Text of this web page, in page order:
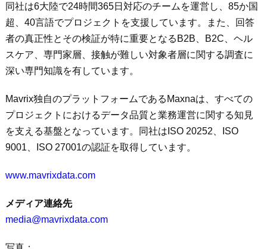
同社は6大陸で24時間365日対応のチームを運営し、85か国
超、40言語でプロジェクトを支援しています。また、回答
者の真正性とその検証が特に重要となるB2B、B2C、ヘル
スケア、専門家層、接触が難しい対象者層に関する調査に
深い専門知識を有しています。
Mavrix独自のプラットフォームであるMaxnaは、すべての
プロジェクトにおけるデータ品質と業務運営に関する知見
を支える基盤となっています。同社はISO 20252、ISO
9001、ISO 27001の認証を取得しています。
www.mavrixdata.com
メディア連絡先
media@mavrixdata.com